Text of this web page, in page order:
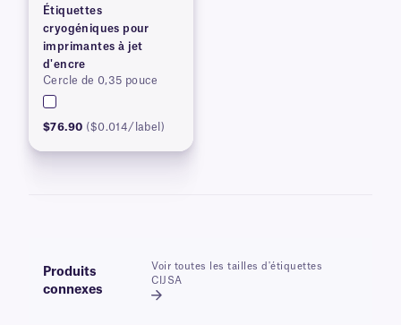
Étiquettes
cryogéniques pour
imprimantes à jet
d'encre
Cercle de 0,35 pouce
$76.90 ($0.014/label)
Produits
connexes
Voir toutes les tailles d'étiquettes
CIJSA